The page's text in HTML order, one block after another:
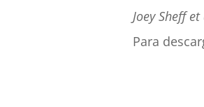
Joey Sheff
Para